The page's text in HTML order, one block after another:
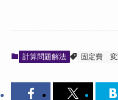
計算問題解法 固定費